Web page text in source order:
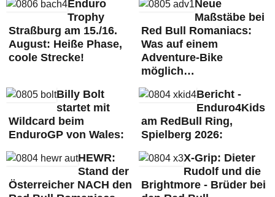
Enduro
Trophy
Straßburg am 15./16.
August: Heiße Phase,
coole Strecke!
Neue
Maßstäbe bei
Red Bull Romaniacs:
Was auf einem
Adventure-Bike
möglich…
Billy Bolt
startet mit
Wildcard beim
EnduroGP von Wales:
Bericht -
Enduro4Kids
am RedBull Ring,
Spielberg 2026:
HEWR:
Stand der
Österreicher NACH den
X-Grip: Dieter
Rudolf und die
Brightmore - Brüder bei